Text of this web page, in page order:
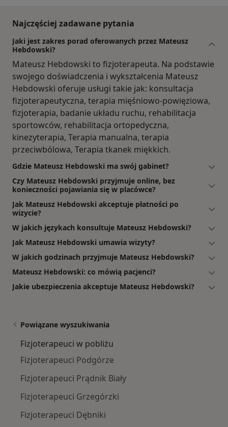
Najczęściej zadawane pytania
Jaki jest zakres porad oferowanych przez Mateusz
Hebdowski?
Mateusz Hebdowski to fizjoterapeuta. Na podstawie
swojego doświadczenia i wykształcenia Mateusz
Hebdowski oferuje usługi takie jak: konsultacja
fizjoterapeutyczna, terapia mięśniowo-powięziowa,
fizjoterapia, badanie układu ruchu, rehabilitacja
sportowców, rehabilitacja ortopedyczna,
kinezyterapia, Terapia manualna, terapia
przeciwbólowa, Terapia tkanek miękkich.
Gdzie Mateusz Hebdowski ma swój gabinet?
Czy Mateusz Hebdowski przyjmuje online, bez
konieczności pojawiania się w placówce?
Jak Mateusz Hebdowski akceptuje płatności po
wizycie?
W jakich językach konsultuje Mateusz Hebdowski?
Jak Mateusz Hebdowski umawia wizyty?
W jakich godzinach przyjmuje Mateusz Hebdowski?
Mateusz Hebdowski: co mówią pacjenci?
Jakie ubezpieczenia akceptuje Mateusz Hebdowski?
Powiązane wyszukiwania
Fizjoterapeuci w pobliżu
Fizjoterapeuci Podgórze
Fizjoterapeuci Prądnik Biały
Fizjoterapeuci Grzegórzki
Fizjoterapeuci Dębniki